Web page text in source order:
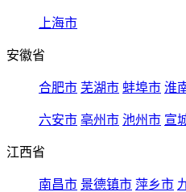
上海市
安徽省
合肥市 芜湖市 蚌埠市 淮
六安市 亳州市 池州市 宣
江西省
南昌市 景德镇市 萍乡市